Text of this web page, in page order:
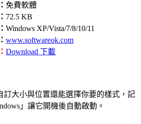
免費軟體
72.5 KB
Windows XP/Vista/7/8/10/11
www.softwareok.com
Download 下載
訂大小與位置還能選擇你要的樣式，記
」讓它開機後自動啟動。